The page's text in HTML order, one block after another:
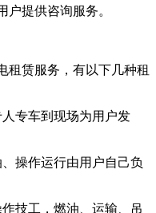
提供咨询服务。
赁服务，有以下几种租
专车到现场为用户发
操作运行由用户自己负
技工，燃油、运输、吊